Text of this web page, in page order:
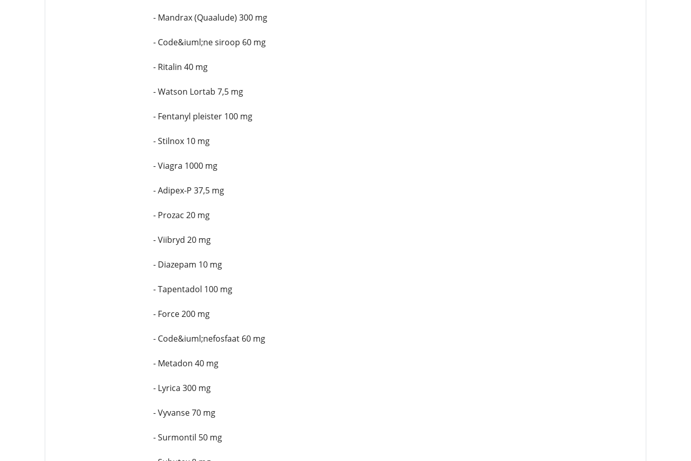
- Mandrax (Quaalude) 300 mg
- Code&iuml;ne siroop 60 mg
- Ritalin 40 mg
- Watson Lortab 7,5 mg
- Fentanyl pleister 100 mg
- Stilnox 10 mg
- Viagra 1000 mg
- Adipex-P 37,5 mg
- Prozac 20 mg
- Viibryd 20 mg
- Diazepam 10 mg
- Tapentadol 100 mg
- Force 200 mg
- Code&iuml;nefosfaat 60 mg
- Metadon 40 mg
- Lyrica 300 mg
- Vyvanse 70 mg
- Surmontil 50 mg